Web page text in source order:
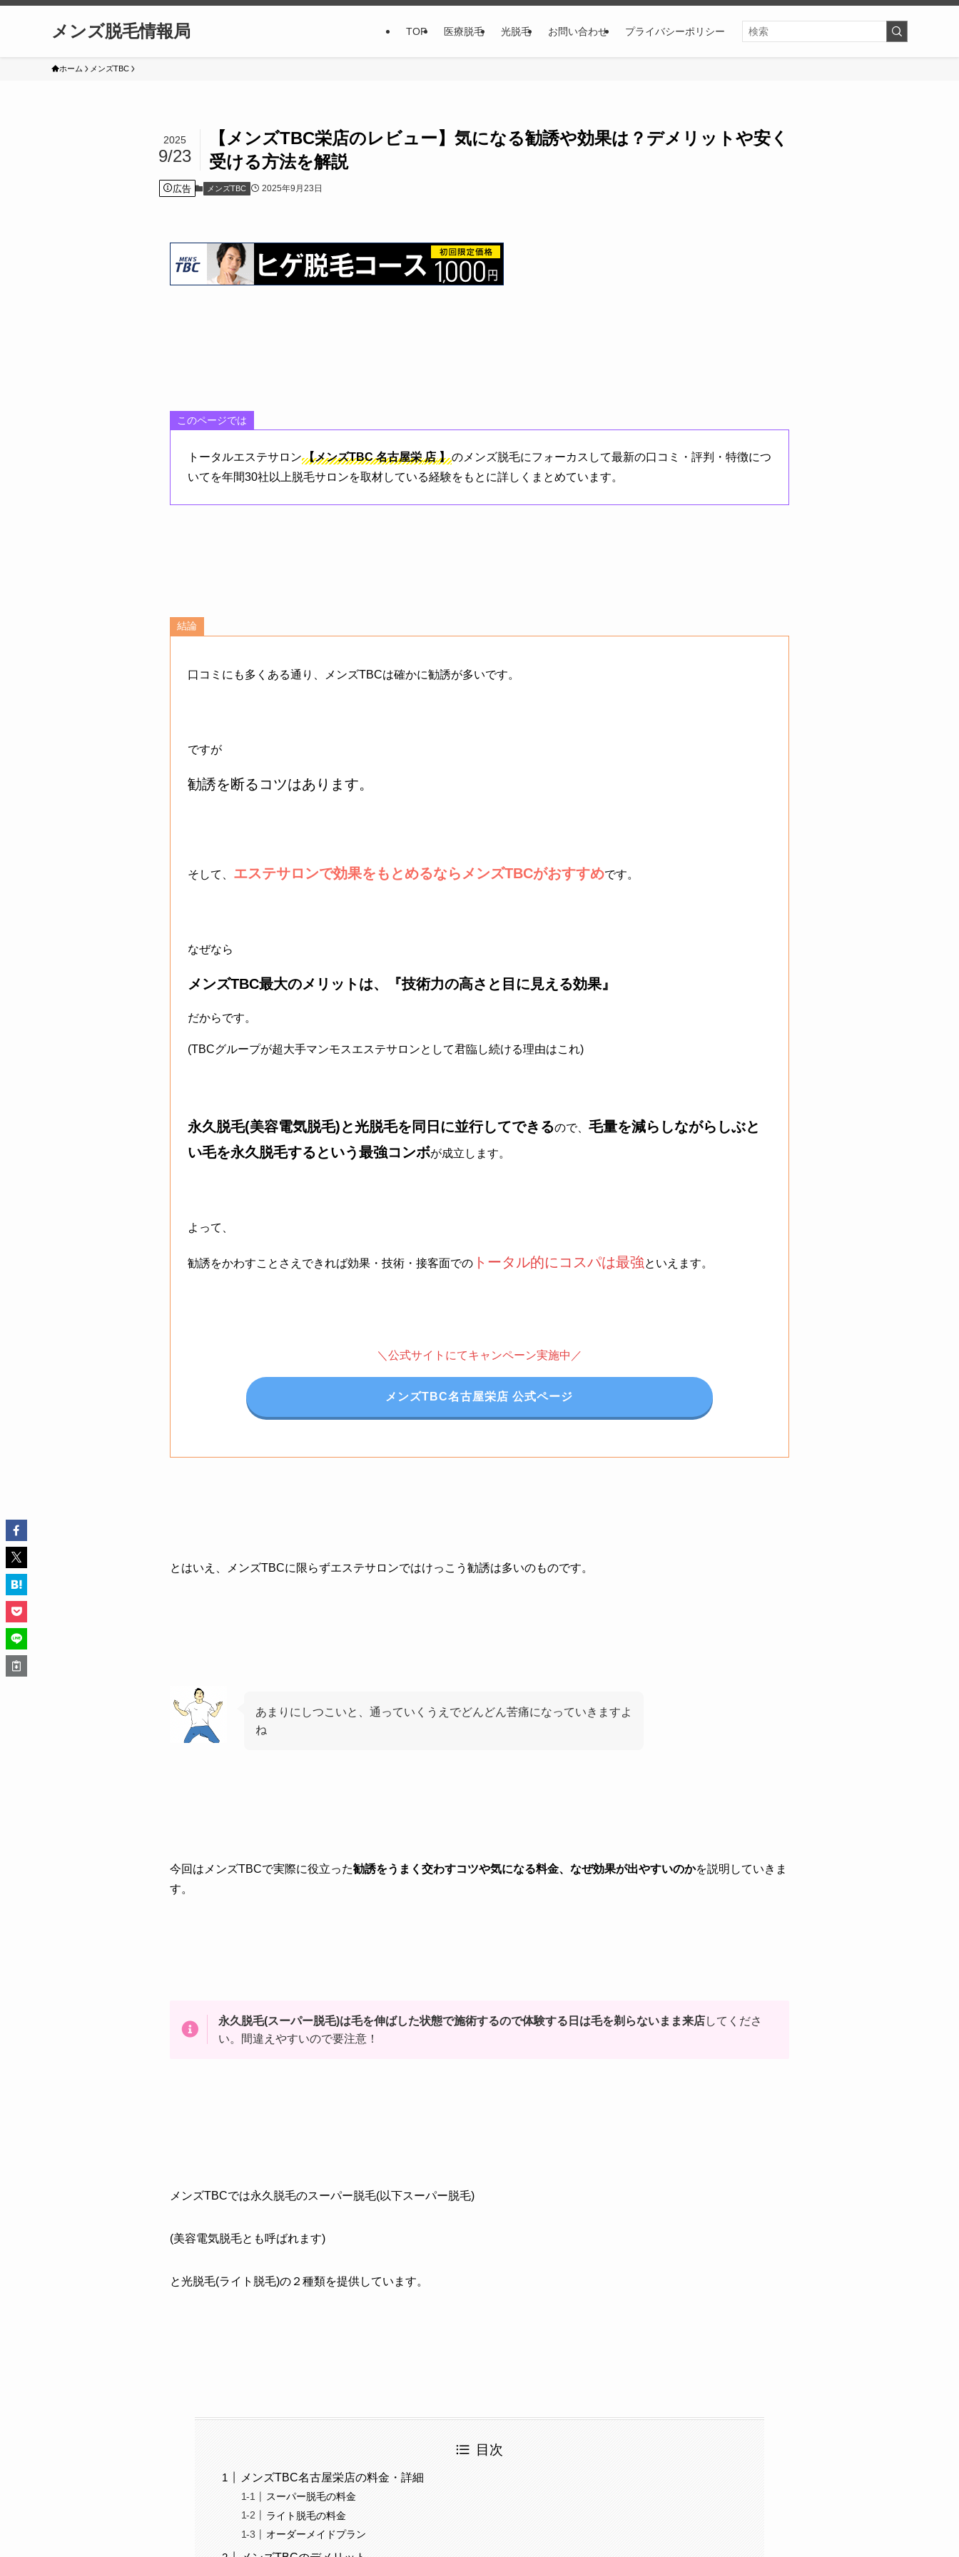
メンズ脱毛情報局 TOP 医療脱毛 光脱毛 お問い合わせ プライバシーポリシー
ホーム メンズTBC
【メンズTBC栄店のレビュー】気になる勧誘や効果は？デメリットや安く
受ける方法を解説
2025
9/23
広告 メンズTBC 2025年9月23日
このページでは
トータルエステサロン【メンズTBC 名古屋栄 店 】のメンズ脱毛にフォーカスして最新の口コミ・評判・特徴につ
いてを年間30社以上脱毛サロンを取材している経験をもとに詳しくまとめています。
結論
口コミにも多くある通り、メンズTBCは確かに勧誘が多いです。
ですが
勧誘を断るコツはあります。
そして、 エステサロンで効果をもとめるならメンズTBCがおすすめです。
なぜなら
メンズTBC最大のメリットは、『技術力の高さと目に見える効果』
だからです。
(TBCグループが超大手マンモスエステサロンとして君臨し続ける理由はこれ)
永久脱毛(美容電気脱毛)と光脱毛を同日に並行してできるので、 毛量を減らしながらしぶと
い毛を永久脱毛するという最強コンボが成立します。
よって、
勧誘をかわすことさえできれば効果・技術・接客面での トータル的にコスパは最強といえます。
＼公式サイトにてキャンペーン実施中／
メンズTBC名古屋栄店 公式ページ
とはいえ、メンズTBCに限らずエステサロンではけっこう勧誘は多いのものです。
あまりにしつこいと、通っていくうえでどんどん苦痛になっていきますよ
ね
今回はメンズTBCで実際に役立った勧誘をうまく交わすコツや気になる料金、なぜ効果が出やすいのかを説明していきま
す。
永久脱毛(スーパー脱毛)は毛を伸ばした状態で施術するので体験する日は毛を剃らないまま来店してくださ
い。間違えやすいので要注意！
メンズTBCでは永久脱毛のスーパー脱毛(以下スーパー脱毛)
(美容電気脱毛とも呼ばれます)
と光脱毛(ライト脱毛)の２種類を提供しています。
目次
メンズTBC名古屋栄店の料金・詳細
スーパー脱毛の料金
ライト脱毛の料金
オーダーメイドプラン